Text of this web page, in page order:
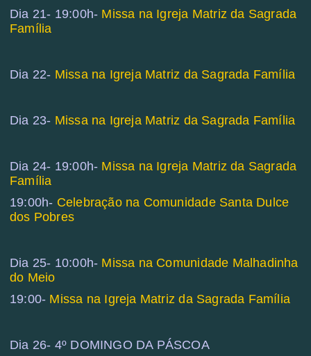
Dia 21- 19:00h- Missa na Igreja Matriz da Sagrada
Família
Dia 22- Missa na Igreja Matriz da Sagrada Família
Dia 23- Missa na Igreja Matriz da Sagrada Família
Dia 24- 19:00h- Missa na Igreja Matriz da Sagrada
Família
19:00h- Celebração na Comunidade Santa Dulce
dos Pobres
Dia 25- 10:00h- Missa na Comunidade Malhadinha
do Meio
19:00- Missa na Igreja Matriz da Sagrada Família
Dia 26- 4º DOMINGO DA PÁSCOA